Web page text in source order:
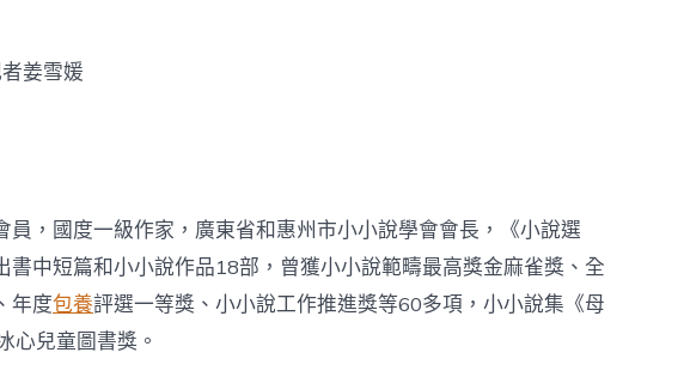
姜雪媛
員，國度一級作家，廣東省和惠州市小小說學會會長，《小說選
書中短篇和小小說作品18部，曾獲小小說範疇最高獎金麻雀獎、全
年度包養評選一等獎、小小說工作推進獎等60多項，小小說集《母
心兒童圖書獎。